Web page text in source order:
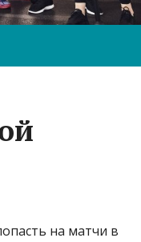
на матчи в